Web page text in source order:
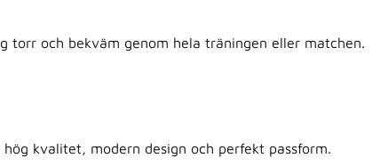
torr och bekväm genom hela träningen eller matchen.
kvalitet, modern design och perfekt passform.